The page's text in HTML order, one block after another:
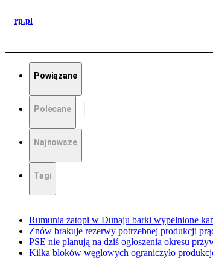
rp.pl
Powiązane
Polecane
Najnowsze
Tagi
Rumunia zatopi w Dunaju barki wypełnione
Znów brakuje rezerwy potrzebnej produkcji
PSE nie planują na dziś ogłoszenia okresu
Kilka bloków węglowych ograniczyło